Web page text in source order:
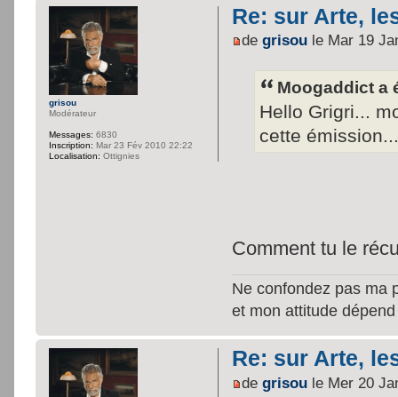
Re: sur Arte,
degrisou le Mar 19
Moogaddict a
Hello Grigri...
cette
Comment tu le
Ne confondez pas ma
et mon attitude
grisou
Modérateur
Messages: 6830
Inscription: Mar 23 Fév 2010 22:22
Localisation: Ottignies
Re: sur Arte,
degrisou le Mer 20